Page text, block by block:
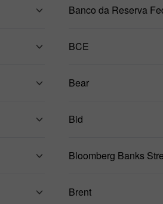
Banco da Reserva
BCE
Bear
Bid
Bloomberg Banks
Brent